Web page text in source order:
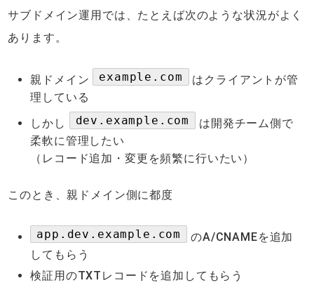
サブドメイン運用では、たとえば次のような状況がよく
あります。
親ドメイン example.com
はクライアントが管
理している
しかし
dev.example.com
は開発チーム側で
柔軟に管理したい
（レコード追加・変更を頻繁に行いたい）
このとき、親ドメイン側に都度
app.dev.example.com
のA/CNAMEを追加
してもらう
検証用のTXTレコードを追加してもらう